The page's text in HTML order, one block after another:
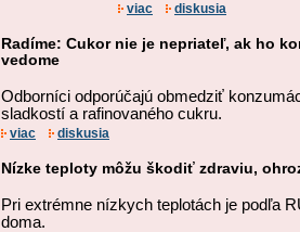
viac diskusia
Radíme: Cukor nie je nepriateľ, ak ho
vedome
Odborníci odporúčajú obmedziť
sladkostí a rafinovaného cukru.
viac diskusia
Nízke teploty môžu škodiť zdraviu,
Pri extrémne nízkych teplotách je podľa
doma.